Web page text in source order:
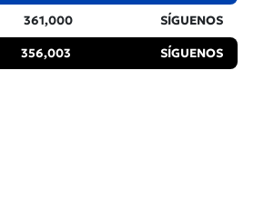
361,000 SÍGUENOS
356,003 SÍGUENOS